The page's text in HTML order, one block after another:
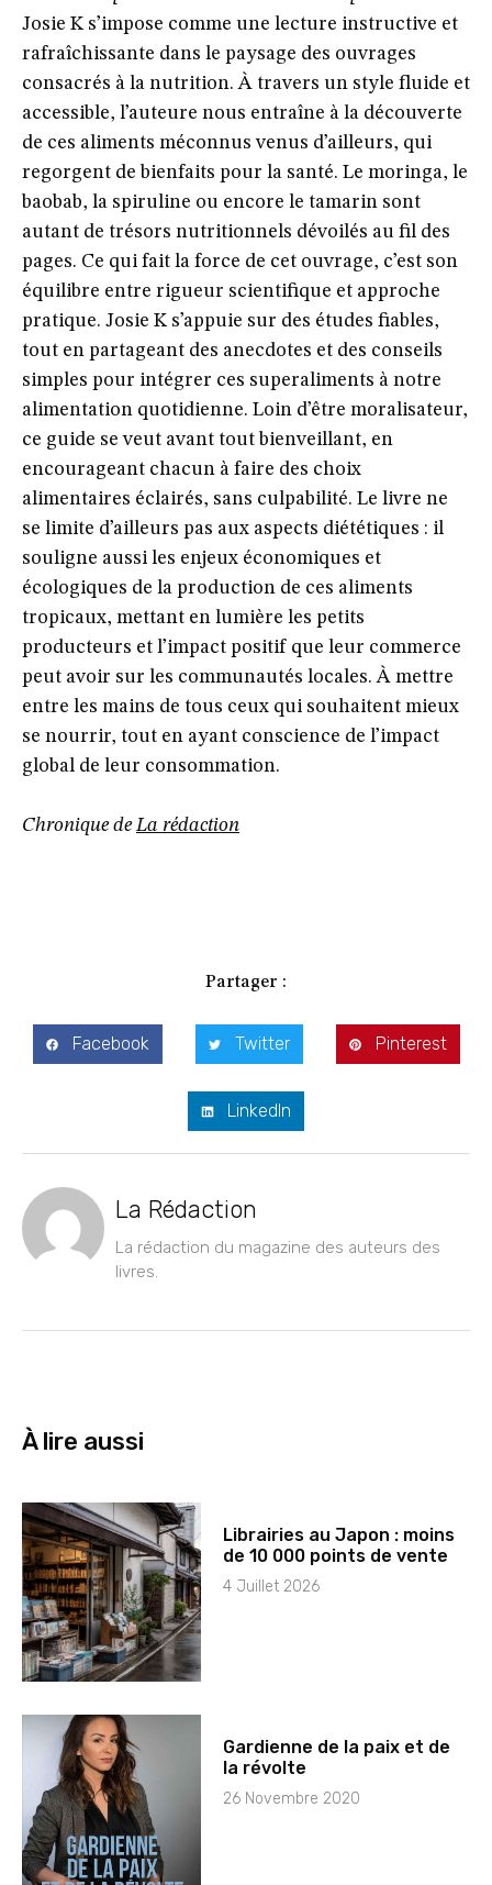
Josie K s’impose comme une lecture instructive et
rafraîchissante dans le paysage des ouvrages
consacrés à la nutrition. À travers un style fluide et
accessible, l’auteure nous entraîne à la découverte
de ces aliments méconnus venus d’ailleurs, qui
regorgent de bienfaits pour la santé. Le moringa, le
baobab, la spiruline ou encore le tamarin sont
autant de trésors nutritionnels dévoilés au fil des
pages. Ce qui fait la force de cet ouvrage, c’est son
équilibre entre rigueur scientifique et approche
pratique. Josie K s’appuie sur des études fiables,
tout en partageant des anecdotes et des conseils
simples pour intégrer ces superaliments à notre
alimentation quotidienne. Loin d’être moralisateur,
ce guide se veut avant tout bienveillant, en
encourageant chacun à faire des choix
alimentaires éclairés, sans culpabilité. Le livre ne
se limite d’ailleurs pas aux aspects diététiques : il
souligne aussi les enjeux économiques et
écologiques de la production de ces aliments
tropicaux, mettant en lumière les petits
producteurs et l’impact positif que leur commerce
peut avoir sur les communautés locales. À mettre
entre les mains de tous ceux qui souhaitent mieux
se nourrir, tout en ayant conscience de l’impact
global de leur consommation.
Chronique deLa rédaction
Partager :
Facebook Twitter Pinterest
LinkedIn
La Rédaction
La rédaction du magazine des auteurs des
livres.
À lire aussi
Librairies au Japon : moins
de 10 000 points de vente
4 Juillet 2026
Gardienne de la paix et de
la révolte
26 Novembre 2020